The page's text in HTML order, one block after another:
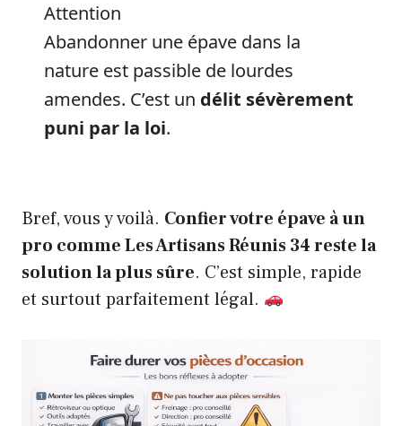
Attention
Abandonner une épave dans la
nature est passible de lourdes
amendes. C’est un délit sévèrement
puni par la loi.
Bref, vous y voilà. Confier votre épave à un
pro comme Les Artisans Réunis 34 reste la
solution la plus sûre. C’est simple, rapide
et surtout parfaitement légal.